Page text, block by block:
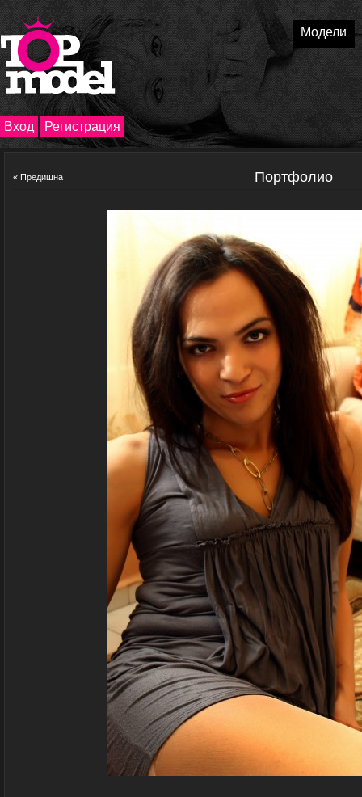
Модели
Вход Регистрация
« Предишна Портфолио